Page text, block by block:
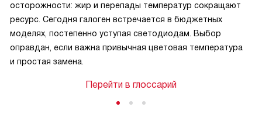
осторожности: жир и перепады температур сокращают
ресурс. Сегодня галоген встречается в бюджетных
моделях, постепенно уступая светодиодам. Выбор
оправдан, если важна привычная цветовая температура
и простая замена.
Перейти в глоссарий